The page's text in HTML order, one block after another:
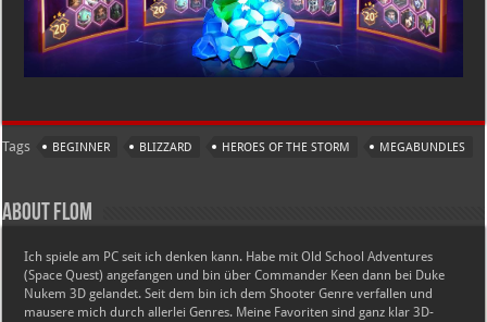
Tags BEGINNER BLIZZARD HEROES OF THE STORM MEGABUNDLES
About Flom
Ich spiele am PC seit ich denken kann. Habe mit Old School Adventures
(Space Quest) angefangen und bin über Commander Keen dann bei Duke
Nukem 3D gelandet. Seit dem bin ich dem Shooter Genre verfallen und
mausere mich durch allerlei Genres. Meine Favoriten sind ganz klar 3D-